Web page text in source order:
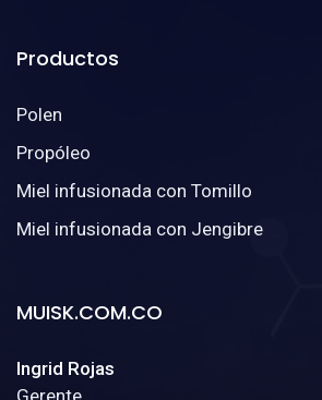
Productos
Polen
Propóleo
Miel infusionada con Tomillo
Miel infusionada con Jengibre
MUISK.COM.CO
Ingrid Rojas